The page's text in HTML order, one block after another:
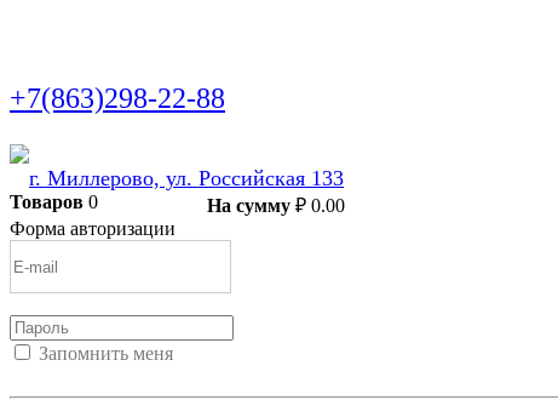
+7(863)298-22-88
г. Миллерово, ул. Российская 133
Товаров 0 На сумму ₽ 0.00
Форма авторизации
Запомнить меня